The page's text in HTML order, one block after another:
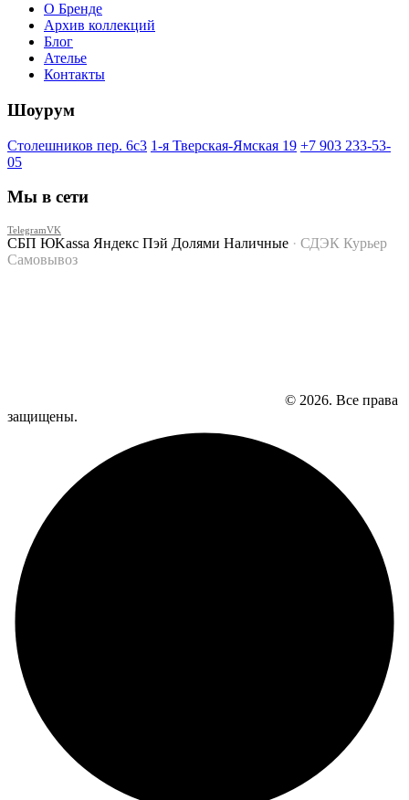
О Бренде
Архив коллекций
Блог
Ателье
Контакты
Шоурум
Столешников пер. 6с3 1-я Тверская-Ямская 19 +7 903 233-53-
05
Мы в сети
TelegramVK
СБП ЮKassa Яндекс Пэй Долями Наличные · СДЭК Курьер
Самовывоз
© 2026. Все права
защищены.